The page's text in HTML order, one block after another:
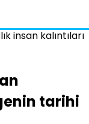
insan kalıntıları
tarihi